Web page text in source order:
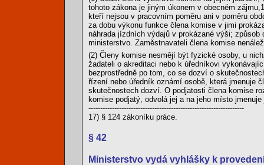
tohoto zákona je jiným úkonem v obecném
kteří nejsou v pracovním poměru ani v poměru
za dobu výkonu funkce člena komise v jimi
náhrada jízdních výdajů v prokázané výši;
ministerstvo. Zaměstnavateli člena komise
(2) Členy komise nesmějí být fyzické osoby, u
žadateli o akreditaci nebo k úředníkovi
bezprostředně po tom, co se dozví o
řízení nebo úředník oznámí osobě, která jmenuje
skutečnostech dozví. O podjatosti člena komise
komise podjatý, odvolá jej a na jeho místo jmenuje
------------------------------------------------------------------
17) § 124 zákoníku práce.
§ 42
Ministerstvo vydá vyhlášky k